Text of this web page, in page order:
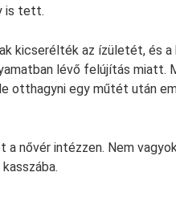
is tett.
kicserélték az ízületét, és a
lévő felújítás miatt.
otthagyni egy műtét után
nővér intézzen. Nem